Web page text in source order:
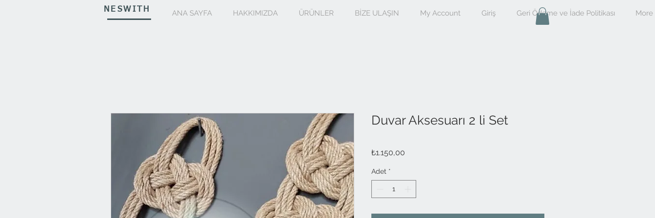
NESWITH ANA SAYFA HAKKIMIZDA ÜRÜNLER BİZE ULAŞIN My Account Giriş Geri Ödeme ve İade Politikası More
Duvar Aksesuarı 2 li Set
₺1.150,00
Adet *